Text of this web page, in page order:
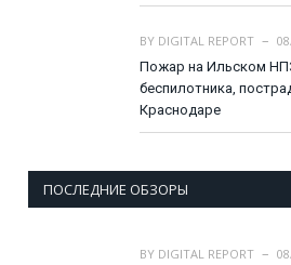
BY DIGITAL REPORT
Пожар на Ильском
беспилотника,
Краснодаре
ПОСЛЕДНИЕ ОБЗОРЫ
BY DIGITAL REPORT